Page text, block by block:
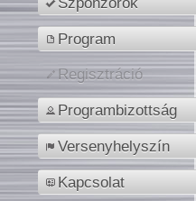
Program
Regisztráció
Programbizottság
Versenyhelyszín
Kapcsolat